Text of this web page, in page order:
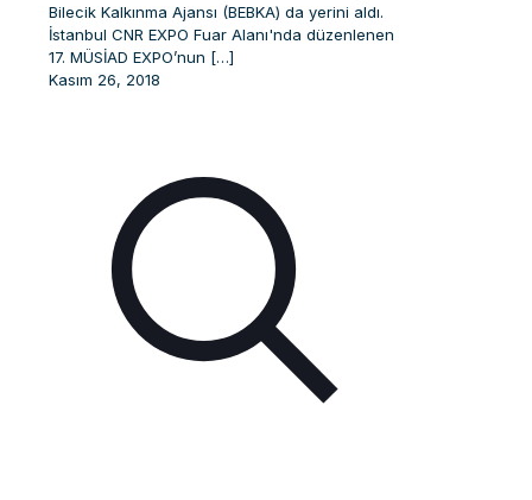
Bilecik Kalkınma Ajansı (BEBKA) da yerini aldı.
İstanbul CNR EXPO Fuar Alanı'nda düzenlenen
17. MÜSİAD EXPO’nun […]
Kasım 26, 2018